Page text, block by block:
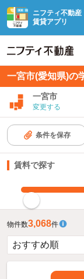
ニフティ不動産
賃貸アプリ
一宮市(愛知県)の
一宮市
変更する
条件を保存
賃料で探す
物件数3,068件